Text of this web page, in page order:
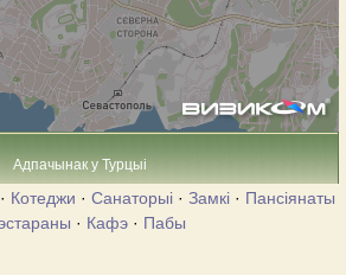
Адпачынак у Турцыі
· Котеджи · Санаторыі · Замкі · Пансіянаты
· Кафэ· Пабы